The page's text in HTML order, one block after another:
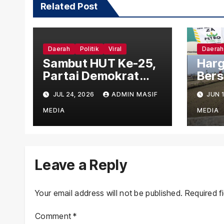
Related Post
Daerah Politik Viral
Sambut HUT Ke-25,
Partai Demokrat
Lebong Gelar Aksi
Bersih Rumah
Ibadah Lewat
Gerakan Indonesia
JUL 24, 2026 ADMIN MASIF
MEDIA
Daerah
JUN
MEDIA
Leave a Reply
Your email address will not be published. Required
Comment*